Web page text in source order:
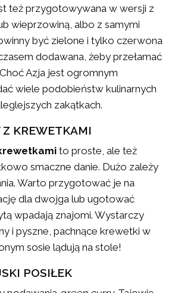
też przygotowywana w wersji z
wieprzowiną, albo z samymi
być zielone i tylko czerwona
dodawana, żeby przełamać
Azja jest ogromnym
wiele podobieństw kulinarnych
zakątkach.
Z KREWETKAMI
to proste, ale też
smaczne danie. Dużo zależy
Warto przygotować je na
dla dwojga lub ugotować
wpadają znajomi. Wystarczy
i pyszne, pachnące krewetki w
sosie lądują na stole!
POSIŁEK